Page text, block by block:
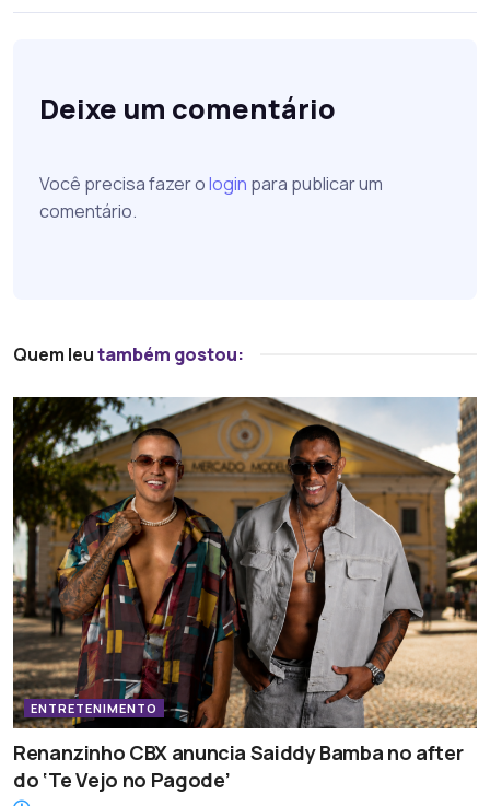
Deixe um comentário
Você precisa fazer ologin para publicar um
comentário.
Quem leutambém gostou:
ENTRETENIMENTO
Renanzinho CBX anuncia Saiddy Bamba no after
do ‘Te Vejo no Pagode’